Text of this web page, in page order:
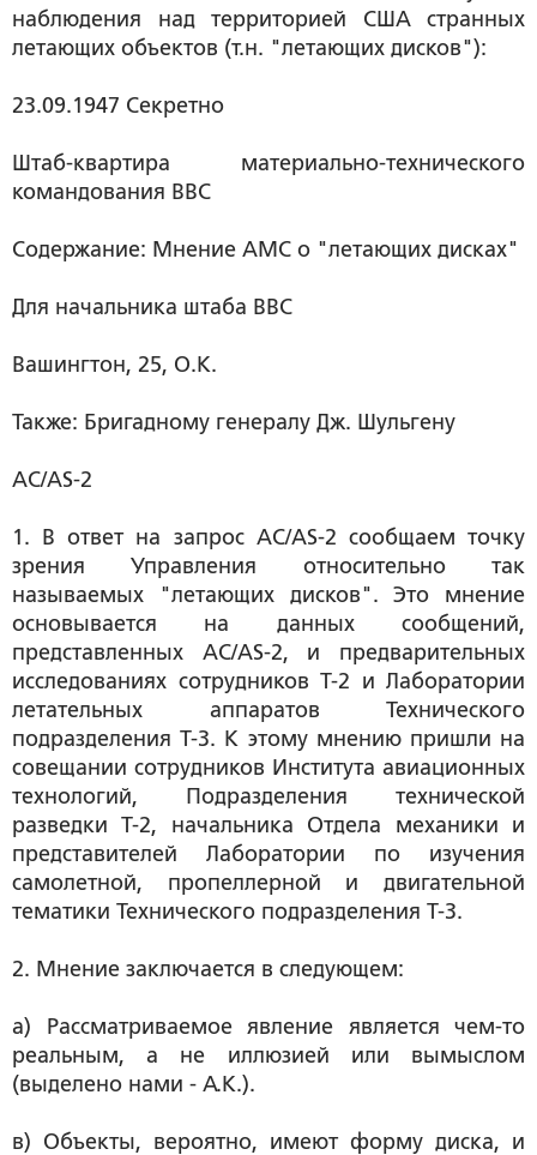
наблюдения над территорией США странных
летающих объектов (т.н. "летающих дисков"):
23.09.1947 Секретно
Штаб-квартира материально-технического
командования ВВС
Содержание: Мнение АМС о "летающих дисках"
Для начальника штаба ВВС
Вашингтон, 25, О.К.
Также: Бригадному генералу Дж. Шульгену
АС/АS-2
1. В ответ на запрос АC/АS-2 сообщаем точку
зрения Управления относительно так
называемых "летающих дисков". Это мнение
основывается на данных сообщений,
представленных АC/АS-2, и предварительных
исследованиях сотрудников Т-2 и Лаборатории
летательных аппаратов Технического
подразделения Т-3. К этому мнению пришли на
совещании сотрудников Института авиационных
технологий, Подразделения технической
разведки Т-2, начальника Отдела механики и
представителей Лаборатории по изучения
самолетной, пропеллерной и двигательной
тематики Технического подразделения Т-3.
2. Мнение заключается в следующем:
а) Рассматриваемое явление является чем-то
реальным, а не иллюзией или вымыслом
(выделено нами - А.К.).
в) Объекты, вероятно, имеют форму диска, и